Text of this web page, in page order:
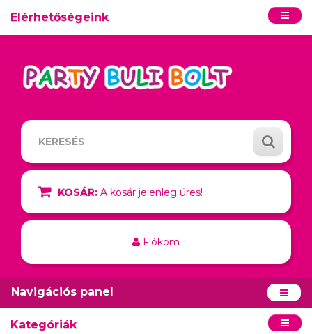
Elérhetőségeink
KOSÁR: A kosár jelenleg üres!
Fiókom
Navigációs panel
Kategóriák